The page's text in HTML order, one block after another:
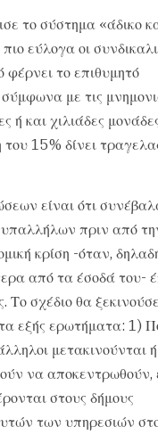
το σύστημα «άδικο
εύλογα οι
φέρνει το επιθυμητό
με τις
ή και χιλιάδες
15% δίνει
είναι ότι
πριν από
κρίση -όταν,
από τα έσοδά του-
Το σχέδιο θα
εξής ερωτήματα: 1)
μετακινούνται ή
να αποκεντρωθούν,
στους δήμους
των υπηρεσιών